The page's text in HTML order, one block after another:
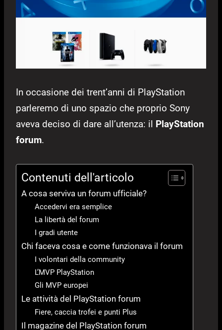
In occasione dei trent’anni di PlayStation
parleremo di uno spazio che proprio Sony
aveva deciso di dare all’utenza: il PlayStation
forum.
Contenuti dell'articolo
A cosa serviva un forum ufficiale?
Accedervi era semplice
La libertà del forum
I gradi utente
Chi faceva cosa e come funzionava il forum
I volontari della community
L’MVP PlayStation
Gli MVP europei
Le attività del PlayStation forum
Fiere, caccia trofei e punti Plus
Il magazine del PlayStation forum